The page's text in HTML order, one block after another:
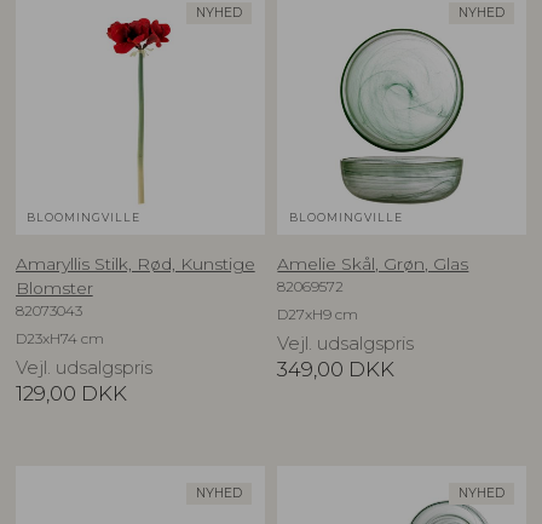
NYHED
BLOOMINGVILLE
Amaryllis Stilk, Rød, Kunstige
Blomster
82073043
D23xH74 cm
Vejl. udsalgspris
129,00 DKK
NYHED
BLOOMINGVILLE
Amelie Skål, Grøn, Glas
82069572
D27xH9 cm
Vejl. udsalgspris
349,00 DKK
NYHED NYHED